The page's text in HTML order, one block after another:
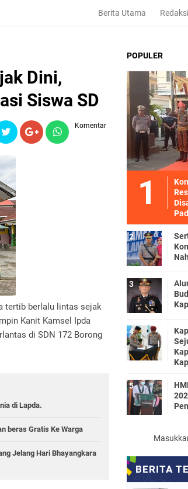
Berita Utama Redaksi
Dini,
Siswa SD
Komentar
tertib berlalu lintas sejak
Kanit Kamsel Ipda
di SDN 172 Borong
di Lapda.
beras Gratis Ke Warga
Jelang Hari Bhayangkara
POPULER